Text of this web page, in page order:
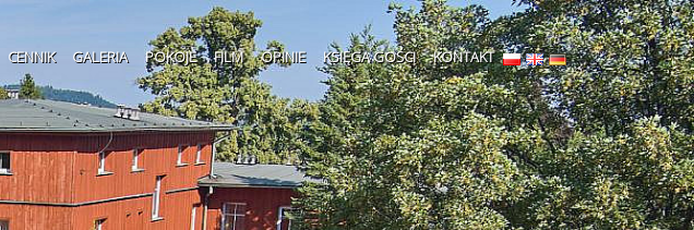
CENNIK GALERIA POKOJE FILM OPINIE KSIĘGA GOŚCI KONTAKT